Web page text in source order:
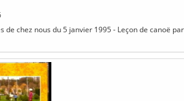
de chez nous du 5 janvier 1995 - Leçon de canoë